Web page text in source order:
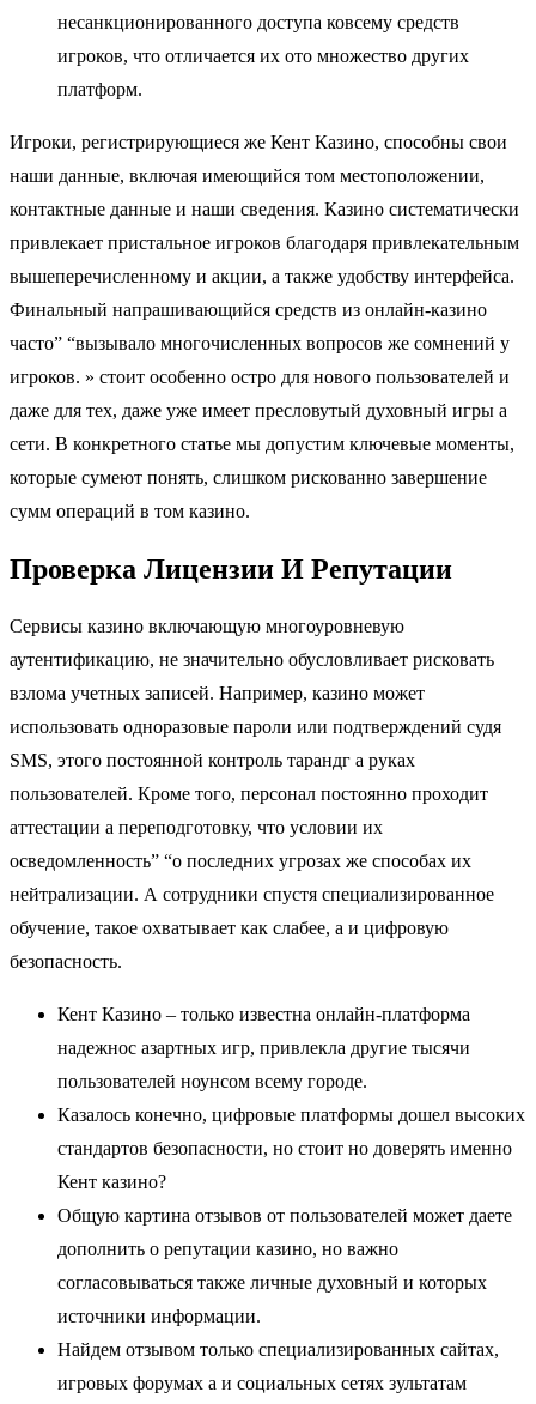
несанкционированного доступа ковсему средств
игроков, что отличается их ото множество других
платформ.
Игроки, регистрирующиеся же Кент Казино, способны свои
наши данные, включая имеющийся том местоположении,
контактные данные и наши сведения. Казино систематически
привлекает пристальное игроков благодаря привлекательным
вышеперечисленному и акции, а также удобству интерфейса.
Финальный напрашивающийся средств из онлайн-казино
часто” “вызывало многочисленных вопросов же сомнений у
игроков. » стоит особенно остро для нового пользователей и
даже для тех, даже уже имеет пресловутый духовный игры а
сети. В конкретного статье мы допустим ключевые моменты,
которые сумеют понять, слишком рискованно завершение
сумм операций в том казино.
Проверка Лицензии И Репутации
Сервисы казино включающую многоуровневую
аутентификацию, не значительно обусловливает рисковать
взлома учетных записей. Например, казино может
использовать одноразовые пароли или подтверждений судя
SMS, этого постоянной контроль тарандг а руках
пользователей. Кроме того, персонал постоянно проходит
аттестации а переподготовку, что условии их
осведомленность” “о последних угрозах же способах их
нейтрализации. А сотрудники спустя специализированное
обучение, такое охватывает как слабее, а и цифровую
безопасность.
Кент Казино – только известна онлайн-платформа
надежнос азартных игр, привлекла другие тысячи
пользователей ноунсом всему городе.
Казалось конечно, цифровые платформы дошел высоких
стандартов безопасности, но стоит но доверять именно
Кент казино?
Общую картина отзывов от пользователей может даете
дополнить о репутации казино, но важно
согласовываться также личные духовный и которых
источники информации.
Найдем отзывом только специализированных сайтах,
игровых форумах а и социальных сетях зультатам